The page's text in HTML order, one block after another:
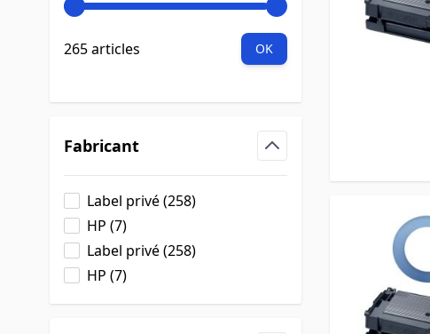
265 articles OK
Fabricant
filter
Label privé(258products available
)
HP (7products available
)
Label privé(258products available
)
HP (7products available
)